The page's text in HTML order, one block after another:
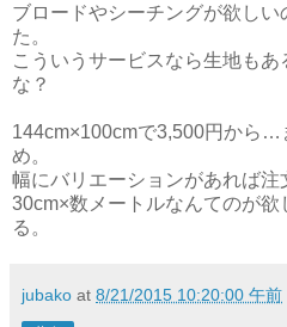
ブロードやシーチングが欲し
た。
こういうサービスなら生地も
な？
144cm×100cmで3,500円から…
め。
幅にバリエーションがあれば注
30cm×数メートルなんてのが
る。
jubako at 8/21/2015 10:20:00 午前